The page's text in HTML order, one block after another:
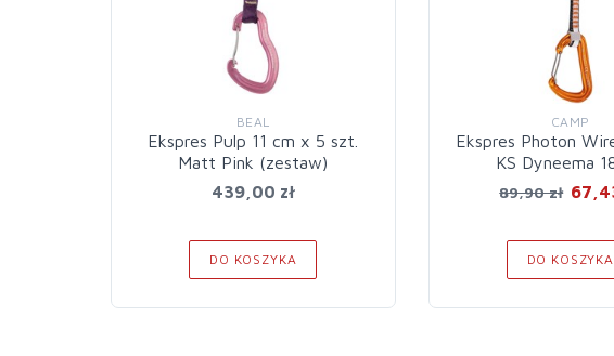
BEAL
Ekspres Pulp 11 cm x 5 szt.
Matt Pink (zestaw)
439,00 zł
DO KOSZYKA
CAMP
Ekspres Photon
KS Dyneema
89,90 zł
DO KOSZYKA